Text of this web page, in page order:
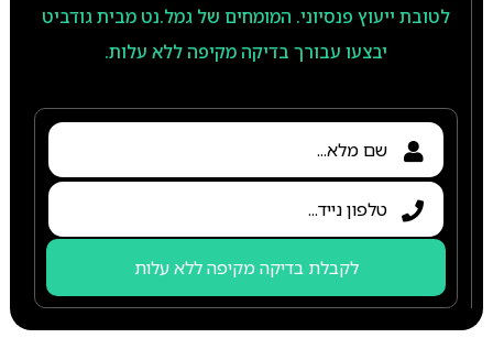
לטובת ייעוץ פנסיוני. המומחים של גמל.נט מבית גודביט
יבצעו עבורך בדיקה מקיפה ללא עלות.
לקבלת בדיקה מקיפה ללא עלות